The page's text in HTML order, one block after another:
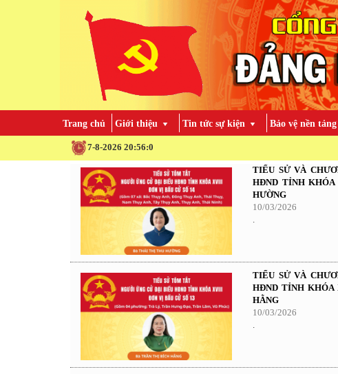
Trang chủ Giới thiệu Tin tức sự kiện Bảo vệ nền
7-8-2026 20:56:1
TIỂU SỬ VÀ
HĐND TỈNH
HƯỜNG
10/03/2026
TIỂU SỬ VÀ
HĐND TỈNH
HẰNG
10/03/2026